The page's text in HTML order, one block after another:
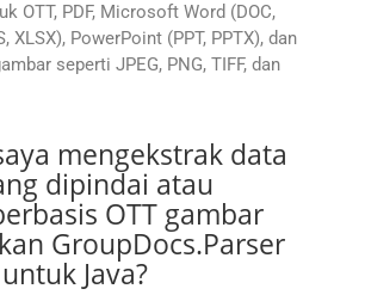
OTT, PDF, Microsoft Word (DOC,
XLSX), PowerPoint (PPT, PPTX), dan
seperti JPEG, PNG, TIFF, dan
mengekstrak data
dipindai atau
OTT gambar
GroupDocs.Parser
Java?